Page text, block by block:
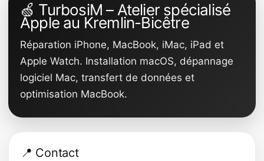
🍏 TurbosiM – Atelier spécialisé
Apple au Kremlin-Bicêtre
Réparation iPhone, MacBook, iMac, iPad et
Apple Watch. Installation macOS, dépannage
logiciel Mac, transfert de données et
optimisation MacBook.
📍 Contact